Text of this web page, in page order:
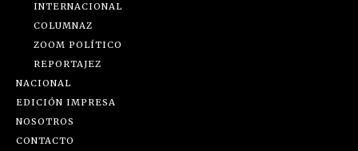
INTERNACIONAL
COLUMNAZ
ZOOM POLÍTICO
REPORTAJEZ
NACIONAL
EDICIÓN IMPRESA
NOSOTROS
CONTACTO